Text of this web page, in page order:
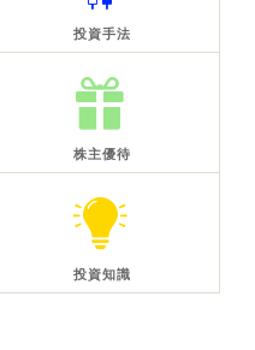
投資手法
株主優待
投資知識